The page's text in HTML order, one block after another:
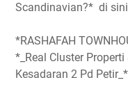
Scandinavian?* di
*RASHAFAH
*_Real Cluster
Kesadaran 2 Pd Petir_*